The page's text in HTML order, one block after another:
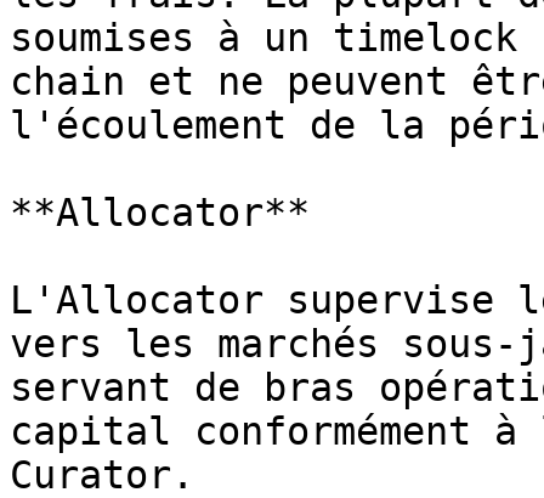
soumises à un
chain et ne peuvent
l'écoulement de la
**Allocator**
L'Allocator supervise
vers les marchés
servant de bras
capital conformément
Curator.